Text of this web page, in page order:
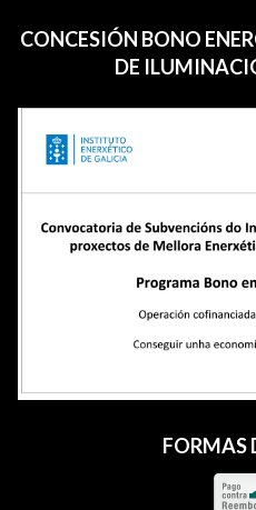
CONCESIÓN BONO
DE
FORMAS